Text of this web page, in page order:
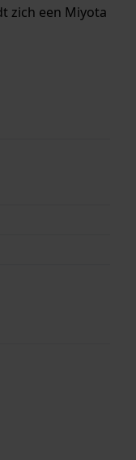
zich een Miyota